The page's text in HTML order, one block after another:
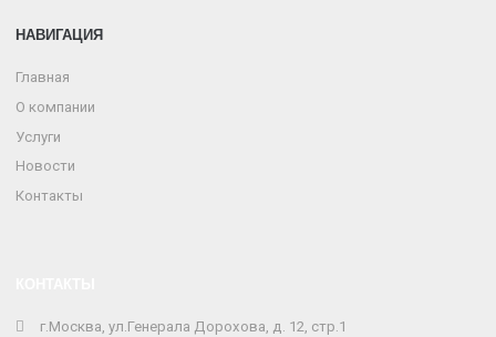
г.Москва, ул.Генерала Дорохова, д. 12, стр.1
НАВИГАЦИЯ
Главная
О компании
Услуги
Новости
Контакты